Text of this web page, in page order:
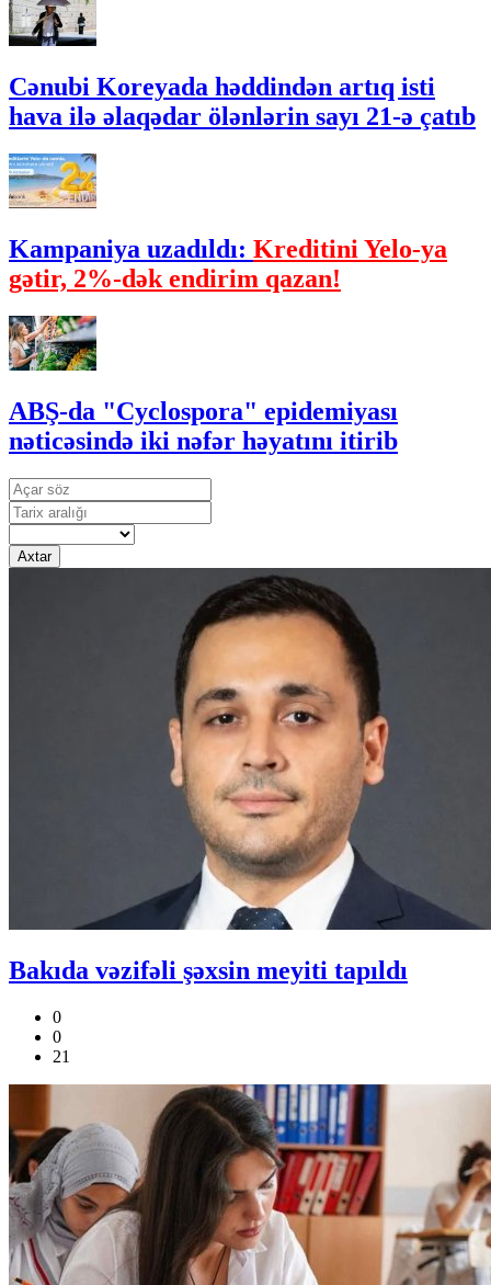
Cənubi Koreyada həddindən artıq isti
hava ilə əlaqədar ölənlərin sayı 21-ə çatıb
Kampaniya uzadıldı: Kreditini Yelo-ya
gətir, 2%-dək endirim qazan!
ABŞ-da "Cyclospora" epidemiyası
nəticəsində iki nəfər həyatını itirib
Axtar
Bakıda vəzifəli şəxsin meyiti tapıldı
0
0
21